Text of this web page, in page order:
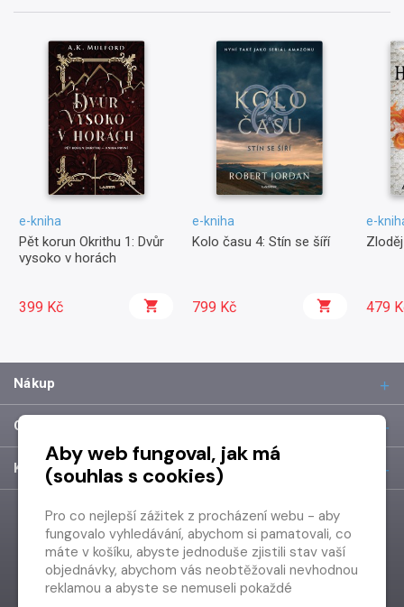
e-kniha
Pět korun Okrithu 1: Dvůr
vysoko v horách
399 Kč
e-kniha
Kolo času 4: Stín se šíří
799 Kč
e-
479
Nákup
O společnosti
Kontakt
Aby web fungoval, jak má
(souhlas s cookies)
Pro co nejlepší zážitek z procházení webu - aby
fungovalo vyhledávání, abychom si pamatovali, co
máte v košíku, abyste jednoduše zjistili stav vaší
objednávky, abychom vás neobtěžovali nevhodnou
reklamou a abyste se nemuseli pokaždé